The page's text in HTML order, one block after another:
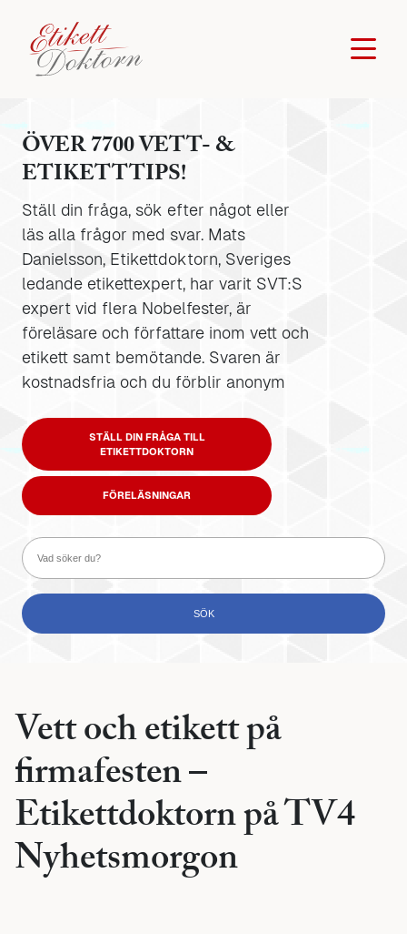
ÖVER 7700 VETT- &
ETIKETTTIPS!
Ställ din fråga, sök efter något eller
läs alla frågor med svar. Mats
Danielsson, Etikettdoktorn, Sveriges
ledande etikettexpert, har varit SVT:S
expert vid flera Nobelfester, är
föreläsare och författare inom vett och
etikett samt bemötande. Svaren är
kostnadsfria och du förblir anonym
STÄLL DIN FRÅGA TILL
ETIKETTDOKTORN
FÖRELÄSNINGAR
Vett och etikett på
firmafesten –
Etikettdoktorn på TV4
Nyhetsmorgon